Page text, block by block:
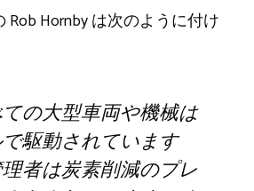
Rob Hornby は次のように付け
ての大型車両や機械は
駆動されています
者は炭素削減のプレ